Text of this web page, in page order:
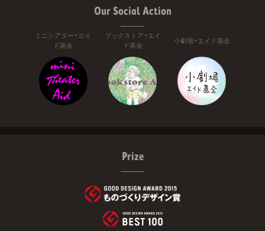
Our Social Action
ミニシアター・エイ
ド基金
ブックストア・エイ
ド基金
小劇場・エイド基金
Prize